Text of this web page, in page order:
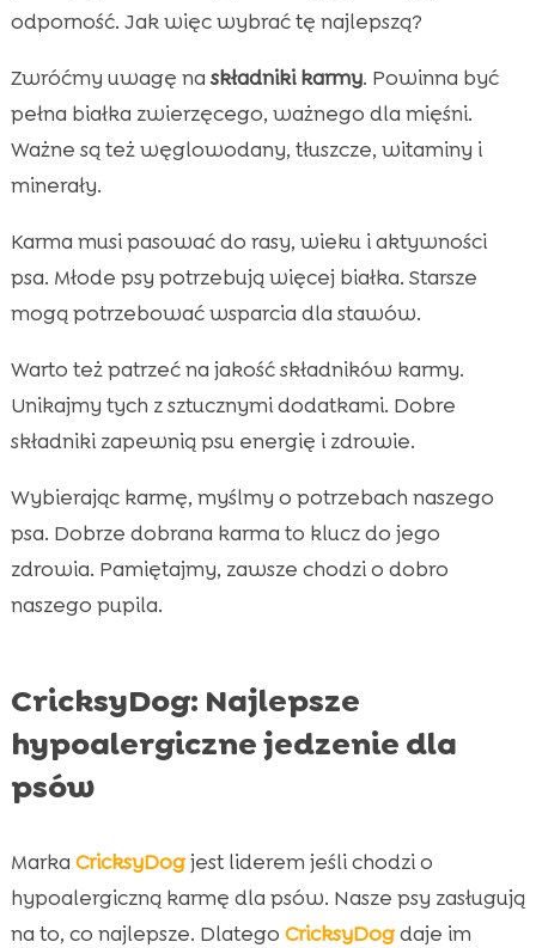
odporność. Jak więc wybrać tę najlepszą?
Zwróćmy uwagę na składniki karmy. Powinna być
pełna białka zwierzęcego, ważnego dla mięśni.
Ważne są też węglowodany, tłuszcze, witaminy i
minerały.
Karma musi pasować do rasy, wieku i aktywności
psa. Młode psy potrzebują więcej białka. Starsze
mogą potrzebować wsparcia dla stawów.
Warto też patrzeć na jakość składników karmy.
Unikajmy tych z sztucznymi dodatkami. Dobre
składniki zapewnią psu energię i zdrowie.
Wybierając karmę, myślmy o potrzebach naszego
psa. Dobrze dobrana karma to klucz do jego
zdrowia. Pamiętajmy, zawsze chodzi o dobro
naszego pupila.
CricksyDog: Najlepsze
hypoalergiczne jedzenie dla
psów
Marka CricksyDogjest liderem jeśli chodzi o
hypoalergiczną karmę dla psów. Nasze psy zasługują
na to, co najlepsze. Dlatego CricksyDogdaje im